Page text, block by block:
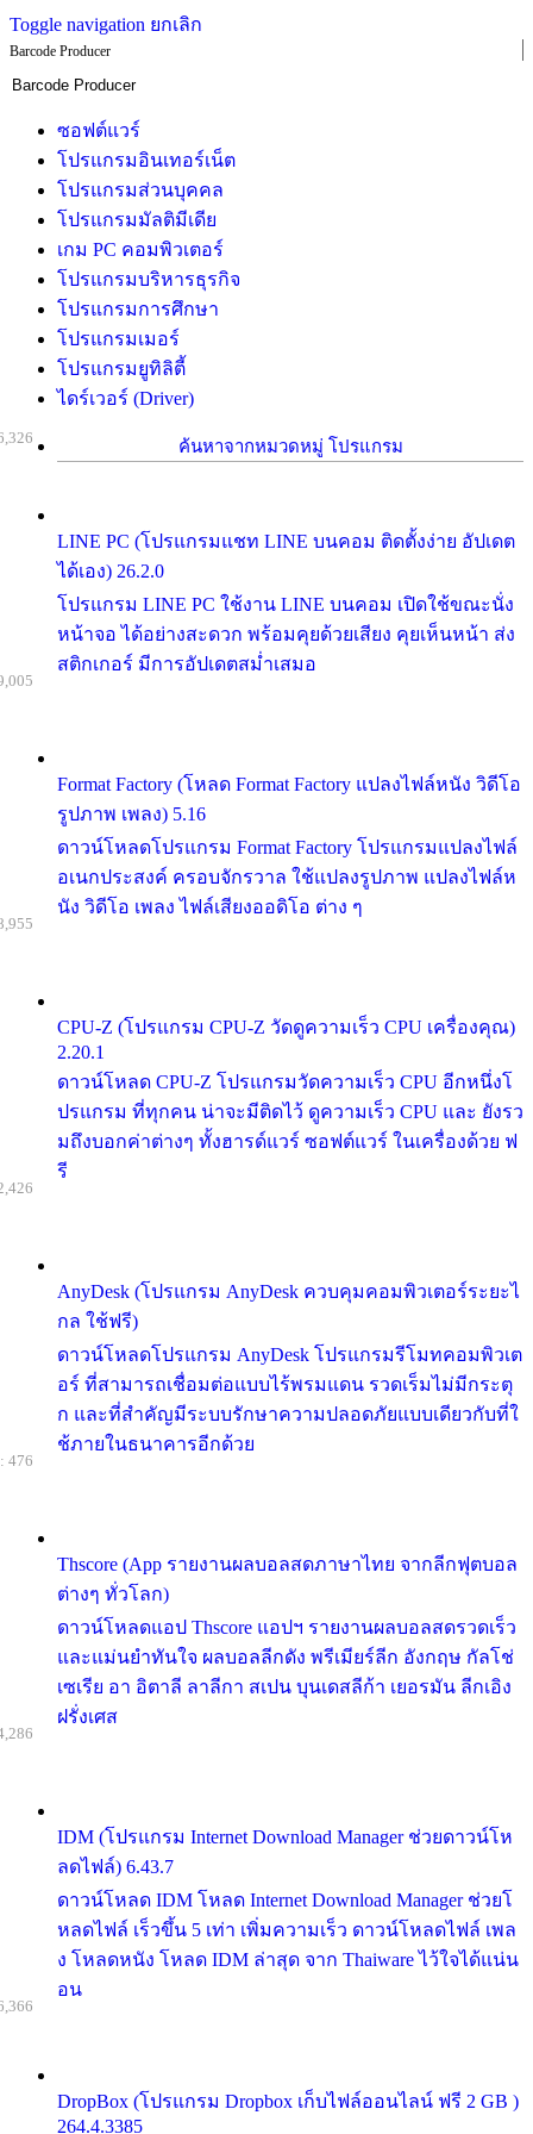
Toggle navigation ยกเลิก
Barcode Producer
ซอฟต์แวร์
โปรแกรมอินเทอร์เน็ต
โปรแกรมส่วนบุคคล
โปรแกรมมัลติมีเดีย
เกม PC คอมพิวเตอร์
โปรแกรมบริหารธุรกิจ
โปรแกรมการศึกษา
โปรแกรมเมอร์
โปรแกรมยูทิลิตี้
ไดร์เวอร์ (Driver)
ค้นหาจากหมวดหมู่ โปรแกรม
LINE PC (โปรแกรมแชท LINE บนคอม ติดตั้งง่าย อัปเดต
ได้เอง) 26.2.0
โปรแกรม LINE PC ใช้งาน LINE บนคอม เปิดใช้ขณะนั่ง
หน้าจอ ได้อย่างสะดวก พร้อมคุยด้วยเสียง คุยเห็นหน้า ส่ง
สติกเกอร์ มีการอัปเดตสม่ำเสมอ
Format Factory (โหลด Format Factory แปลงไฟล์หนัง วิดีโอ
รูปภาพ เพลง) 5.16
ดาวน์โหลดโปรแกรม Format Factory โปรแกรมแปลงไฟล์
อเนกประสงค์ ครอบจักรวาล ใช้แปลงรูปภาพ แปลงไฟล์ห
นัง วิดีโอ เพลง ไฟล์เสียงออดิโอ ต่าง ๆ
CPU-Z (โปรแกรม CPU-Z วัดดูความเร็ว CPU เครื่องคุณ)
2.20.1
ดาวน์โหลด CPU-Z โปรแกรมวัดความเร็ว CPU อีกหนึ่งโ
ปรแกรม ที่ทุกคน น่าจะมีติดไว้ ดูความเร็ว CPU และ ยังรว
มถึงบอกค่าต่างๆ ทั้งฮารด์แวร์ ซอฟต์แวร์ ในเครื่องด้วย ฟ
รี
AnyDesk (โปรแกรม AnyDesk ควบคุมคอมพิวเตอร์ระยะไ
กล ใช้ฟรี)
ดาวน์โหลดโปรแกรม AnyDesk โปรแกรมรีโมทคอมพิวเต
อร์ ที่สามารถเชื่อมต่อแบบไร้พรมแดน รวดเร็มไม่มีกระตุ
ก และที่สำคัญมีระบบรักษาความปลอดภัยแบบเดียวกับที่ใ
ช้ภายในธนาคารอีกด้วย
Thscore (App รายงานผลบอลสดภาษาไทย จากลีกฟุตบอล
ต่างๆ ทั่วโลก)
ดาวน์โหลดแอป Thscore แอปฯ รายงานผลบอลสดรวดเร็ว
และแม่นยำทันใจ ผลบอลลีกดัง พรีเมียร์ลีก อังกฤษ กัลโช่
เซเรีย อา อิตาลี ลาลีกา สเปน บุนเดสลีก้า เยอรมัน ลีกเอิง
ฝรั่งเศส
476
IDM (โปรแกรม Internet Download Manager ช่วยดาวน์โห
ลดไฟล์) 6.43.7
ดาวน์โหลด IDM โหลด Internet Download Manager ช่วยโ
หลดไฟล์ เร็วขึ้น 5 เท่า เพิ่มความเร็ว ดาวน์โหลดไฟล์ เพล
ง โหลดหนัง โหลด IDM ล่าสุด จาก Thaiware ไว้ใจได้แน่น
อน
DropBox (โปรแกรม Dropbox เก็บไฟล์ออนไลน์ ฟรี 2 GB )
264.4.3385